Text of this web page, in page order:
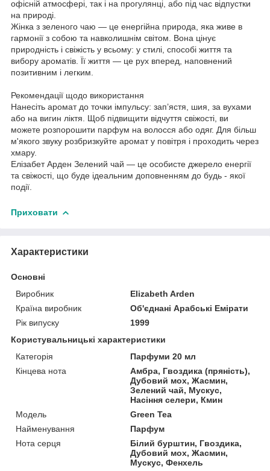
офісній атмосфері, так і на прогулянці, або під час відпустки
на природі.
Жінка з зеленого чаю — це енергійна природа, яка живе в
гармонії з собою та навколишнім світом. Вона цінує
природність і свіжість у всьому: у стилі, способі життя та
вибору ароматів. Її життя — це рух вперед, наповнений
позитивним і легким.
Рекомендації щодо використання
Нанесіть аромат до точки імпульсу: зап’ястя, шия, за вухами
або на вигин ліктя. Щоб підвищити відчуття свіжості, ви
можете розпорошити парфум на волосся або одяг. Для більш
м'якого звуку розбризкуйте аромат у повітря і проходить через
хмару.
Елізабет Арден Зелений чай — це особисте джерело енергії
та свіжості, що буде ідеальним доповненням до будь - якої
події.
Приховати
Характеристики
Основні
Виробник
Elizabeth Arden
Країна виробник
Об'єднані Арабські Емірати
Рік випуску
1999
Користувальницькі характеристики
Категорія
Парфуми 20 мл
Кінцева нота
Амбра, Гвоздика (пряність),
Дубовий мох, Жасмин,
Зелений чай, Мускус,
Насіння селери, Кмин
Мoдель
Green Tea
Найменування
Парфум
Нота серця
Білий бурштин, Гвоздика,
Дубовий мох, Жасмин,
Мускус, Фенхель